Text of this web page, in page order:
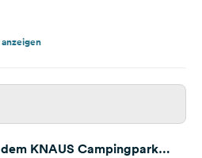
KNAUS Campingpark